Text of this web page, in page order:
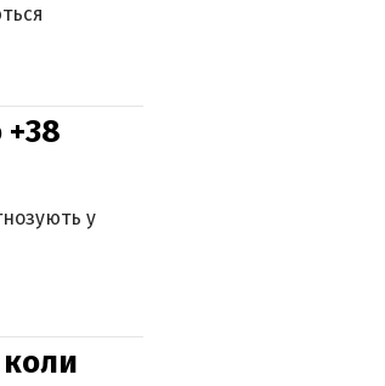
+38
у